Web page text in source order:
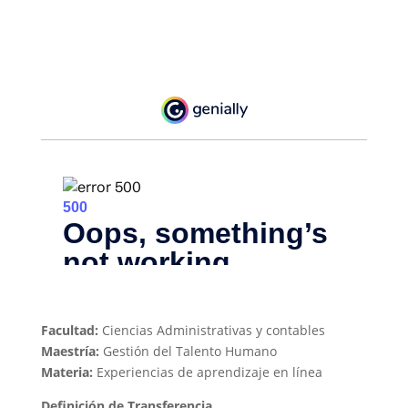
Facultad: Ciencias Administrativas y contables
Maestría: Gestión del Talento Humano
Materia: Experiencias de aprendizaje en línea